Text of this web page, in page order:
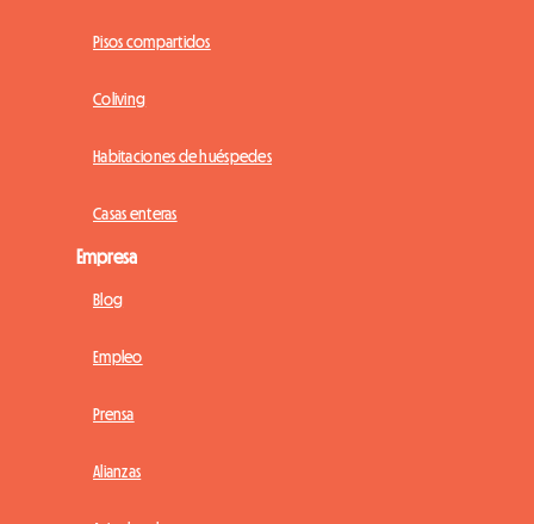
Pisos compartidos
Coliving
Habitaciones de huéspedes
Casas enteras
Empresa
Blog
Empleo
Prensa
Alianzas